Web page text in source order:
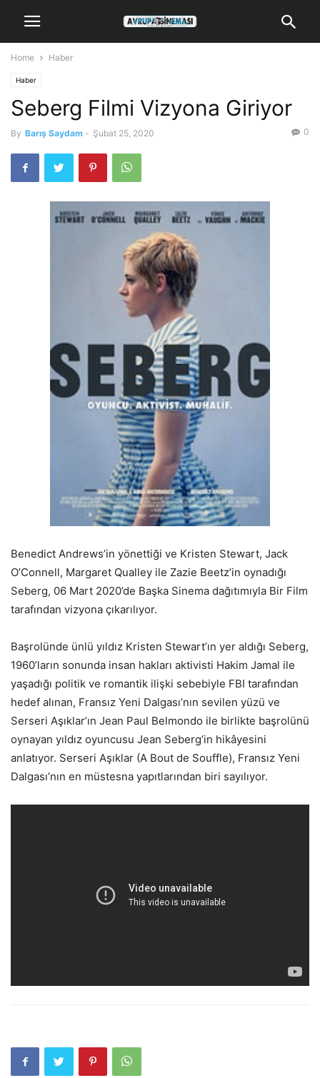
Home Haber
Haber
Seberg Filmi Vizyona Giriyor
By Barış Saydam - Şubat 25, 2020 0
Benedict Andrews’in yönettiği ve Kristen Stewart, Jack
O’Connell, Margaret Qualley ile Zazie Beetz’in oynadığı
Seberg, 06 Mart 2020’de Başka Sinema dağıtımıyla Bir Film
tarafından vizyona çıkarılıyor.
Başrolünde ünlü yıldız Kristen Stewart’ın yer aldığı Seberg,
1960’ların sonunda insan hakları aktivisti Hakim Jamal ile
yaşadığı politik ve romantik ilişki sebebiyle FBI tarafından
hedef alınan, Fransız Yeni Dalgası’nın sevilen yüzü ve
Serseri Aşıklar’ın Jean Paul Belmondo ile birlikte başrolünü
oynayan yıldız oyuncusu Jean Seberg’in hikâyesini
anlatıyor. Serseri Aşıklar (A Bout de Souffle), Fransız Yeni
Dalgası’nın en müstesna yapıtlarından biri sayılıyor.